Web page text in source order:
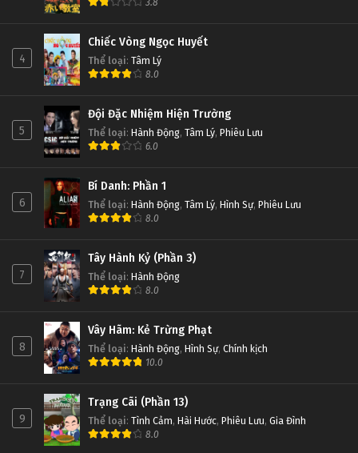
3.8
4
Chiếc Vòng Ngọc Huyết
Thể loại: Tâm Lý
8.0
5
Đội Đặc Nhiệm Hiện Trường
Thể loại: Hành Động, Tâm Lý, Phiêu Lưu
6.0
6
Bí Danh: Phần 1
Thể loại: Hành Động, Tâm Lý, Hình Sự, Phiêu Lưu
8.0
7
Tây Hành Kỷ (Phần 3)
Thể loại: Hành Động
8.0
8
Vây Hãm: Kẻ Trừng Phạt
Thể loại: Hành Động, Hình Sự, Chính kịch
10.0
9
Trạng Cãi (Phần 13)
Thể loại: Tình Cảm, Hài Hước, Phiêu Lưu, Gia Đình
8.0